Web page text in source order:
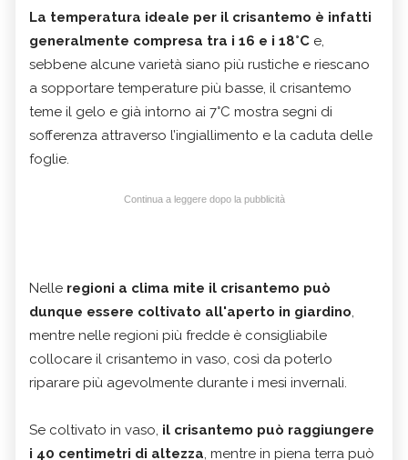
La temperatura ideale per il crisantemo è infatti
generalmente compresa tra i 16 e i 18°C e,
sebbene alcune varietà siano più rustiche e riescano
a sopportare temperature più basse, il crisantemo
teme il gelo e già intorno ai 7°C mostra segni di
sofferenza attraverso l’ingiallimento e la caduta delle
foglie.
Continua a leggere dopo la pubblicità
Nelle regioni a clima mite il crisantemo può
dunque essere coltivato all'aperto in giardino,
mentre nelle regioni più fredde è consigliabile
collocare il crisantemo in vaso, così da poterlo
riparare più agevolmente durante i mesi invernali.
Se coltivato in vaso, il crisantemo può raggiungere
i 40 centimetri di altezza, mentre in piena terra può